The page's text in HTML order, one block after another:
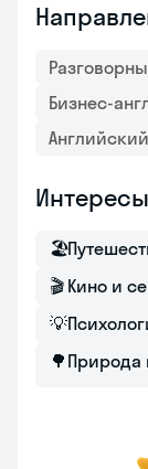
Бизнес-
Интересы
🏖
🎬 Кино и
💡
🌳 Природа